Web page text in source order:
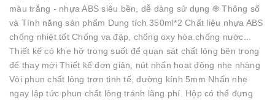
màu trắng - nhựa ABS siêu bền, dễ dàng sử dụng ֍ Thông số
và Tính năng sản phẩm Dung tích 350ml*2 Chất liệu nhựa ABS
chống nhiệt tốt Chống va đập, chống oxy hóa.chống nước...
Thiết kế có khe hở trong suốt để quan sát chất lỏng bên trong
để thay mới Thiết kế đơn giản, nút nhấn hoạt động nhẹ nhàng
Vòi phun chất lỏng trơn tinh tế, đường kính 5mm Nhấn nhẹ
ngay lập tức phun chất lỏng tránh lãng phí. Hộp có thể đựng